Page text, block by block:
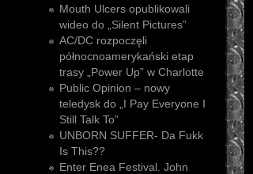
Mouth Ulcers opublikowali
wideo do „Silent Pictures”
AC/DC rozpoczęli
północnoamerykański etap
trasy „Power Up” w Charlotte
Public Opinion – nowy
teledysk do „I Pay Everyone I
Still Talk To”
UNBORN SUFFER- Da Fukk
Is This??
Enter Enea Festival. John